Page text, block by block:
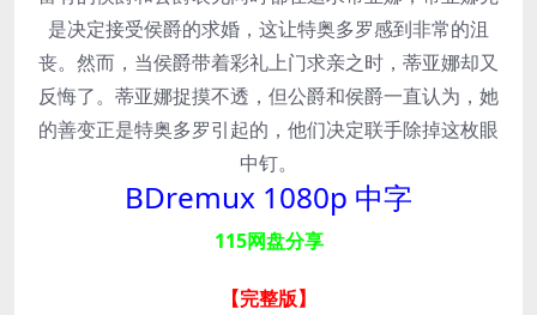
是决定接受侯爵的求婚，这让特奥多罗感到非常的沮
丧。然而，当侯爵带着彩礼上门求亲之时，蒂亚娜却又
反悔了。蒂亚娜捉摸不透，但公爵和侯爵一直认为，她
的善变正是特奥多罗引起的，他们决定联手除掉这枚眼
中钉。
BDremux 1080p 中字
115网盘分享
【完整版】